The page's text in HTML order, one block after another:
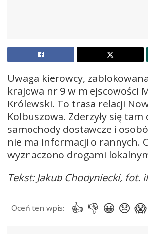
Uwaga kierowcy,
krajowa nr 9 w miejscowości
Królewski. To trasa relacji
Kolbuszowa. Zderzyły się tam
samochody dostawcze i
nie ma informacji o rannych.
wyznaczono drogami
Tekst: Jakub Chodyniecki, fot.